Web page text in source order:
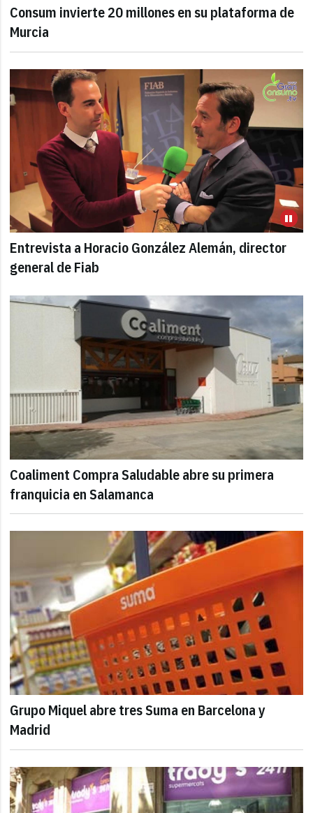
Consum invierte 20 millones en su plataforma de
Murcia
Entrevista a Horacio González Alemán, director
general de Fiab
Coaliment Compra Saludable abre su primera
franquicia en Salamanca
Grupo Miquel abre tres Suma en Barcelona y
Madrid